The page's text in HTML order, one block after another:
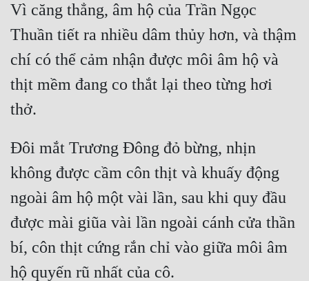
Đẹp
Đẹp Hiệp
Tính Cách Nhân Vật :
Cơ Trí
Sát Phạt Quyết Đoán
Vô Sỉ
Điềm Đạm
Vì căng thẳng, âm hộ của Trần Ngọc
Thuần tiết ra nhiều dâm thủy hơn, và thậm
chí có thể cảm nhận được môi âm hộ và
thịt mềm đang co thắt lại theo từng hơi
Đôi mắt Trương Đông đỏ bừng, nhịn
không được cầm côn thịt và khuấy động
ngoài âm hộ một vài lần, sau khi quy đầu
được mài giũa vài lần ngoài cánh cửa thần
bí, côn thịt cứng rắn chỉ vào giữa môi âm